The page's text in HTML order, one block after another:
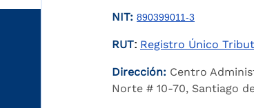
NIT: 890399011-3
RUT: Registro Único
Dirección: Centro
Norte # 10-70, Santiago